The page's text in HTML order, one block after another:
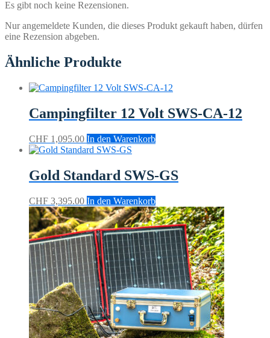
Es gibt noch keine Rezensionen.
Nur angemeldete Kunden, die dieses Produkt gekauft haben, dürfen
eine Rezension abgeben.
Ähnliche Produkte
Campingfilter 12 Volt SWS-CA-12
CHF 1,095.00 In den Warenkorb
Gold Standard SWS-GS
CHF 3,395.00 In den Warenkorb